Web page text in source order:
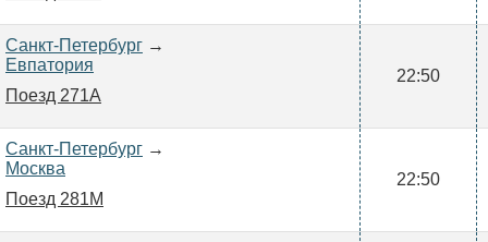
Санкт-Петербург →
Евпатория
Поезд 271А
22:50
Санкт-Петербург →
Москва
Поезд 281М
22:50